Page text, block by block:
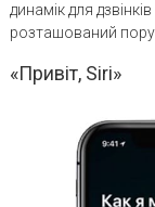
динамік для
розташований
«Привіт, Siri»